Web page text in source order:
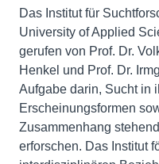
Das Institut für
University of Applied
gerufen von Prof. Dr.
Henkel und Prof. Dr.
Aufgabe darin, Sucht in
Erscheinungsformen
Zusammenhang
erforschen. Das Institut